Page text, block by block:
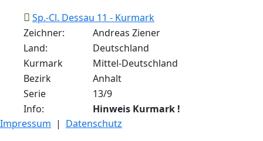
Sp.-Cl. Dessau 11 - Kurmark
Zeichner:
Andreas Ziener
Land:
Deutschland
Kurmark
Mittel-Deutschland
Bezirk
Anhalt
Serie
13/9
Info:
Hinweis Kurmark !
Impressum | Datenschutz